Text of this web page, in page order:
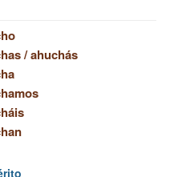
/ahuchás